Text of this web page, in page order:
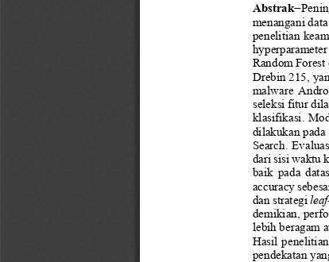
Abstrak−
menangani
penelitian
Random Forest
Drebin 215 ,
malware
seleksi fitur
klasifikasi.
dilakukan
Search.
dari sisi waktu
baik  pada
accuracy
dan strategi leaf
demikian,
lebih beragam
Hasil
pendekatan